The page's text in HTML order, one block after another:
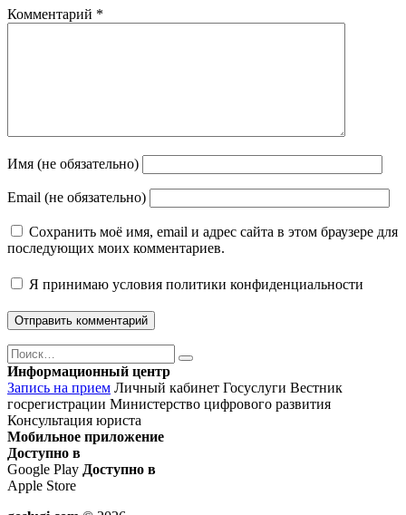
Комментарий *
Имя (не обязательно)
Email (не обязательно)
Сохранить моё имя, email и адрес сайта в этом браузере для
последующих моих комментариев.
Я принимаю условия политики конфиденциальности
Поиск
Найти
Информационный центр
Запись на прием Личный кабинет Госуслуги Вестник
госрегистрации Министерство цифрового развития
Консультация юриста
Мобильное приложение
Доступно в
Google Play Доступно в
Apple Store